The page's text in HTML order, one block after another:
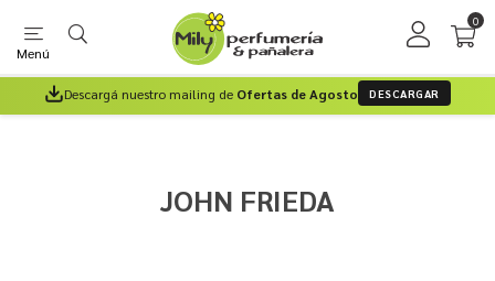
Menú
0
Descargá nuestro mailing de Ofertas de Agosto DESCARGAR
JOHN FRIEDA